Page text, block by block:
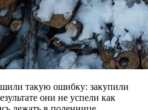
такую ошибку: закупили
они не успели как